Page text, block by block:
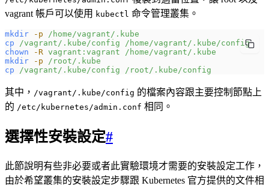
vagrant 帳戶可以使用 kubectl 命令管理叢集。
mkdir -p /home/vagrant/.kube
cp /vagrant/.kube/config /home/vagrant/.kube/config
chown -R vagrant:vagrant /home/vagrant/.kube
mkdir -p /root/.kube
cp /vagrant/.kube/config /root/.kube/config
其中， /vagrant/.kube/config 的檔案內容跟主要控制節點上
的 /etc/kubernetes/admin.conf 相同。
選擇性安裝設定#
此節說明有些非必要或者此實驗環境才需要的安裝設定工作，
由於希望叢集的安裝設定步驟跟 Kubernetes 官方提供的文件相